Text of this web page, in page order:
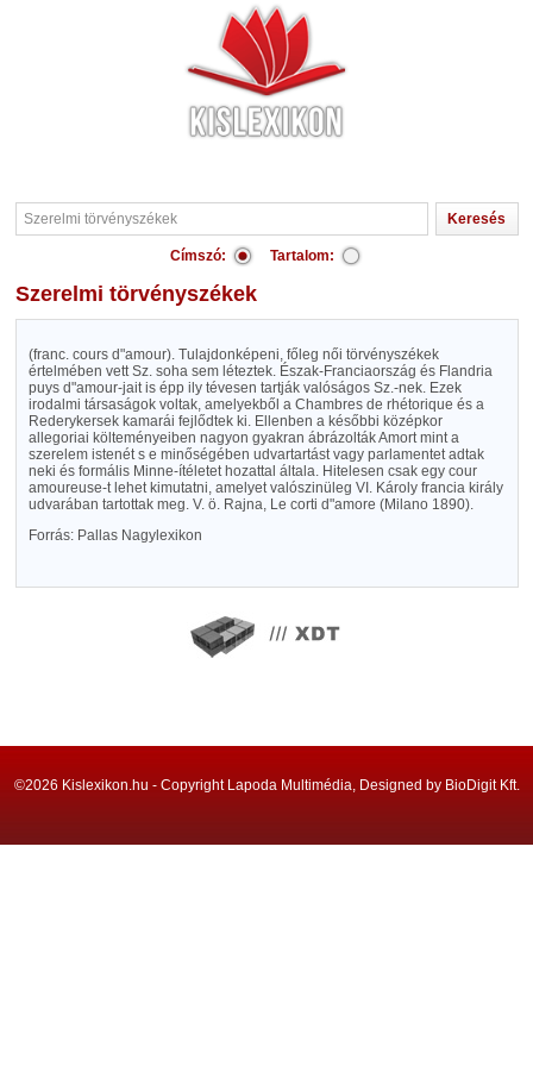
Címszó: Tartalom:
Szerelmi törvényszékek
(franc. cours d"amour). Tulajdonképeni, főleg női törvényszékek
értelmében vett Sz. soha sem léteztek. Észak-Franciaország és Flandria
puys d"amour-jait is épp ily tévesen tartják valóságos Sz.-nek. Ezek
irodalmi társaságok voltak, amelyekből a Chambres de rhétorique és a
Rederykersek kamarái fejlődtek ki. Ellenben a későbbi középkor
allegoriai költeményeiben nagyon gyakran ábrázolták Amort mint a
szerelem istenét s e minőségében udvartartást vagy parlamentet adtak
neki és formális Minne-ítéletet hozattal általa. Hitelesen csak egy cour
amoureuse-t lehet kimutatni, amelyet valószinüleg VI. Károly francia király
udvarában tartottak meg. V. ö. Rajna, Le corti d"amore (Milano 1890).
Forrás: Pallas Nagylexikon
©2026 Kislexikon.hu - Copyright Lapoda Multimédia, Designed by BioDigit Kft.